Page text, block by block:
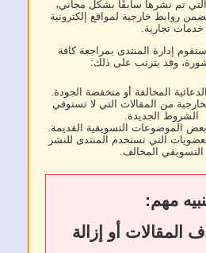
سابقًا بشكل مجاني،
خارجية لمواقع إلكترونية
المنتدى بمراجعة كافة
يترتب على ذلك:
أو منخفضة الجودة.
المقالات التي لا تستوفي
التسويقية القديمة.
تستخدم المنتدى للنشر
المخالف.
أو إزالة